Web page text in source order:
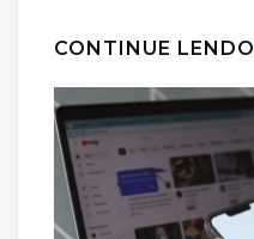
CONTINUE LENDO